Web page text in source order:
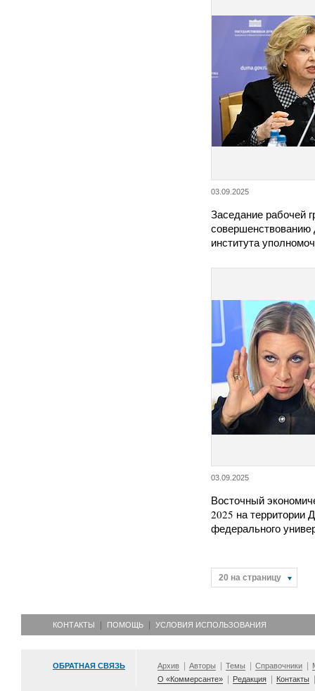
03.09.2025
Заседание рабочей
совершенствованию
института
03.09.2025
Восточный
2025 на территории
федерального
20 на страницу
КОНТАКТЫ ПОМОЩЬ УСЛОВИЯ ИСПОЛЬЗОВАНИЯ
ОБРАТНАЯ СВЯЗЬ Архив Авторы Темы Справочники
О «Коммерсанте»
Редакция Контакты